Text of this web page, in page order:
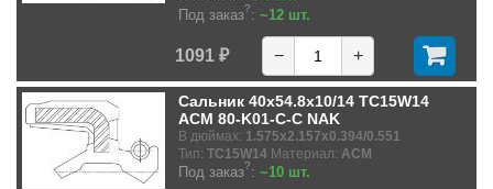
Под заказ?: ~12 шт.
1091 ₽ − +
Сальник 40x54.8x10/14 TC15W14
ACM 80-K01-C-C NAK
В дюймах: 1.575x2.157x0.394/0.551
Тип: TC15W14 Материал: ACM
Под заказ?: ~10 шт.